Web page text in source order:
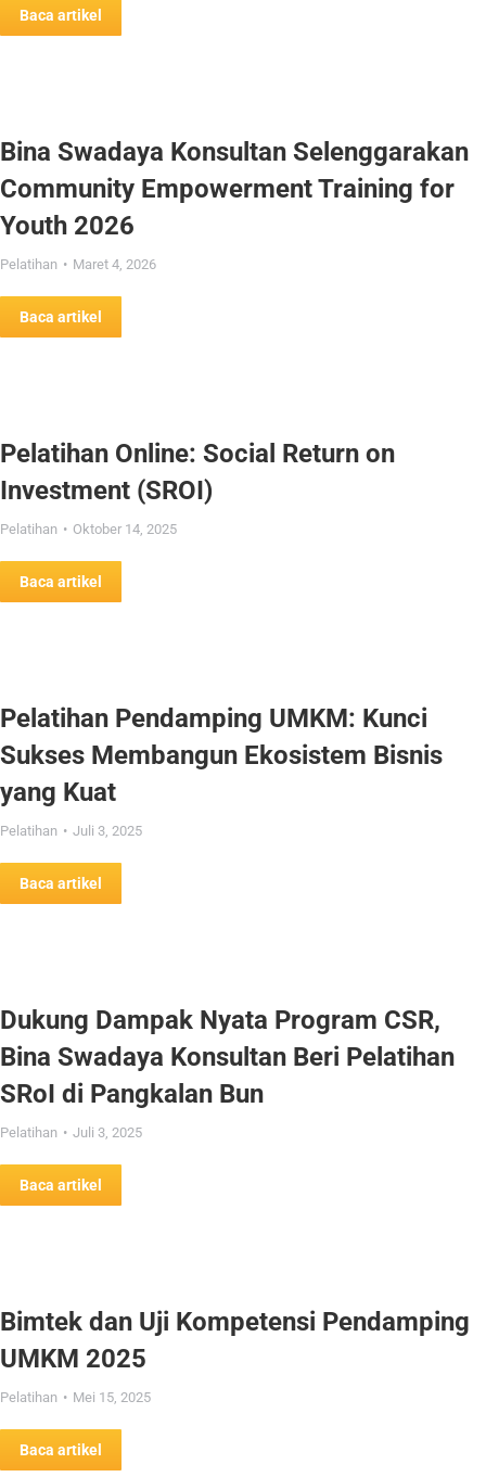
Baca artikel
Bina Swadaya Konsultan Selenggarakan
Community Empowerment Training for
Youth 2026
Pelatihan Maret 4, 2026
Baca artikel
Pelatihan Online: Social Return on
Investment (SROI)
Pelatihan Oktober 14, 2025
Baca artikel
Pelatihan Pendamping UMKM: Kunci
Sukses Membangun Ekosistem Bisnis
yang Kuat
Pelatihan Juli 3, 2025
Baca artikel
Dukung Dampak Nyata Program CSR,
Bina Swadaya Konsultan Beri Pelatihan
SRoI di Pangkalan Bun
Pelatihan Juli 3, 2025
Baca artikel
Bimtek dan Uji Kompetensi Pendamping
UMKM 2025
Pelatihan Mei 15, 2025
Baca artikel